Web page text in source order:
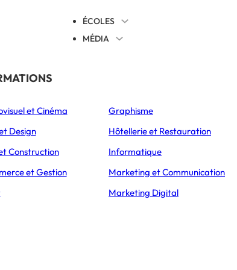
ÉCOLES
MÉDIA
Éducation
L’Express Éducation
Bachelors
et Cinéma
Design
Construction
et Gestion
Graphisme
Hôtellerie et Restauration
Informatique
Marketing et Communication
Marketing Digital
DIPLOMES BREVET PRO BP COIFFURE